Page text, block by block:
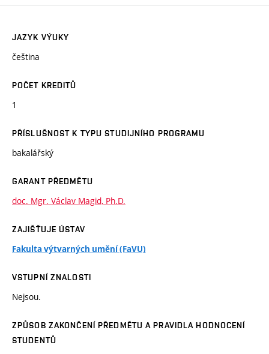
JAZYK VÝUKY
čeština
POČET KREDITŮ
1
PŘÍSLUŠNOST K TYPU STUDIJNÍHO PROGRAMU
bakalářský
GARANT PŘEDMĚTU
doc. Mgr. Václav Magid, Ph.D.
ZAJIŠŤUJE ÚSTAV
Fakulta výtvarných umění (FaVU)
VSTUPNÍ ZNALOSTI
Nejsou.
ZPŮSOB ZAKONČENÍ PŘEDMĚTU A PRAVIDLA HODNOCENÍ
STUDENTŮ